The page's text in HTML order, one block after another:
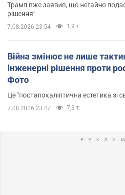
Трамп вже заявив, що негайно
рішення"
7.08.2026 23:54 1,9 т.
Війна змінює не лише
інженерні рішення проти
Фото
Це "постапокаліптична естетика зі
7.08.2026 23:47 7,3 т.